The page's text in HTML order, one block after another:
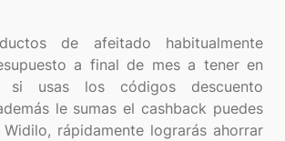
de afeitado habitualmente
a final de mes a tener en
si usas los códigos descuento
le sumas el cashback puedes
rápidamente lograrás ahorrar